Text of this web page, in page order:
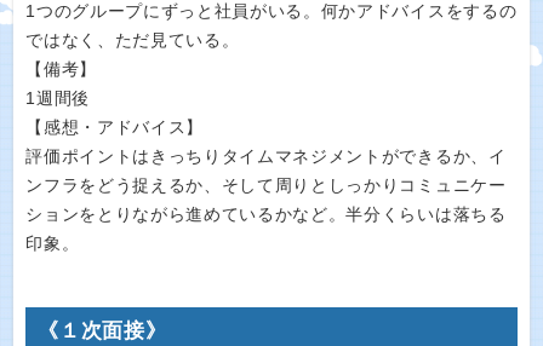
1つのグループにずっと社員がいる。何かアドバイスをするの
ではなく、ただ見ている。
【備考】
1週間後
【感想・アドバイス】
評価ポイントはきっちりタイムマネジメントができるか、イ
ンフラをどう捉えるか、そして周りとしっかりコミュニケー
ションをとりながら進めているかなど。半分くらいは落ちる
印象。
《１次面接》